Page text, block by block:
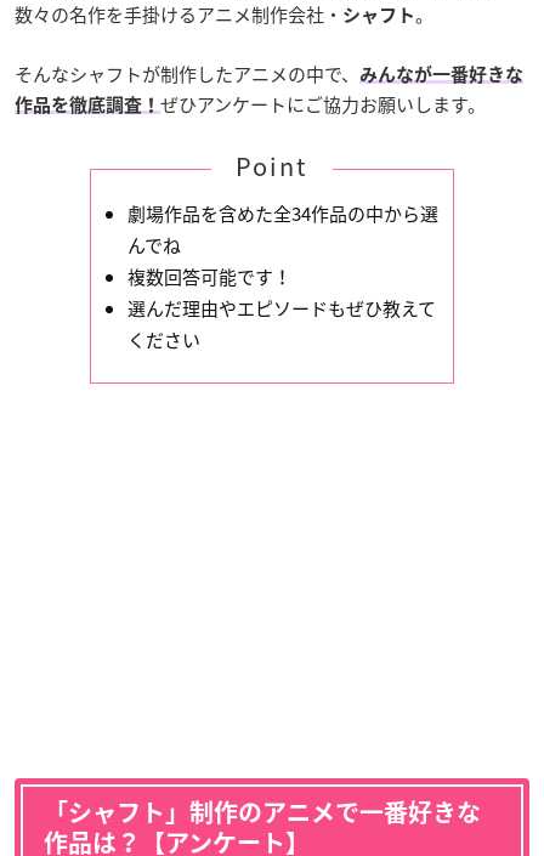
数々の名作を手掛けるアニメ制作会社・ シャフト。
そんなシャフトが制作したアニメの中で、
みんなが一番好きな
作品を徹底調査！ ぜひアンケートにご協力お願いします。
Point
劇場作品を含めた全34作品の中から選
んでね
複数回答可能です！
選んだ理由やエピソードもぜひ教えて
ください
「シャフト」制作のアニメで一番好きな
作品は？【アンケート】